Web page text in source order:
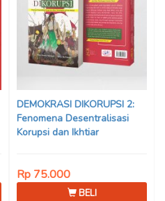
DEMOKRASI DIKORUPSI 2:
Fenomena Desentralisasi
Korupsi dan Ikhtiar
Rp 75.000
BELI